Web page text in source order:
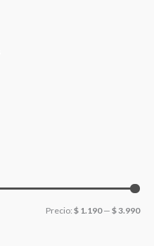
Precio: $ 1.190— $ 3.990